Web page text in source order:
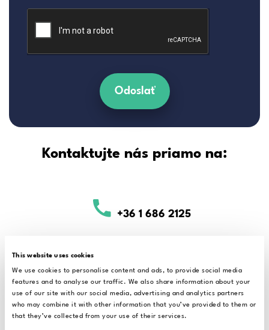
This website uses cookies
We use cookies to personalise content and ads, to provide social media
features and to analyse our traffic. We also share information about your
use of our site with our social media, advertising and analytics partners
who may combine it with other information that you’ve provided to them or
that they’ve collected from your use of their services.
Odoslať
Kontaktujte nás priamo na:
+36 1 686 2125
support@alrite.io